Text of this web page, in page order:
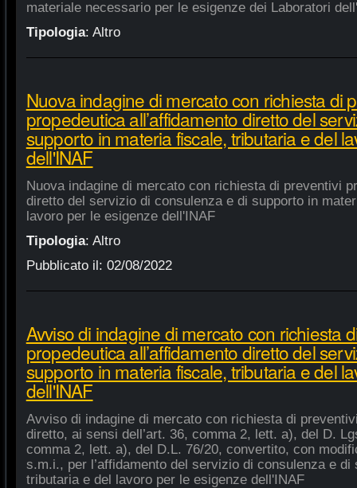
materiale necessario per le esigenze dei Laboratori
Tipologia: Altro
Nuova indagine di mercato con richiesta di
propedeutica all’affidamento diretto del
supporto in materia fiscale, tributaria e del
dell'INAF
Nuova indagine di mercato con richiesta di preventivi
diretto del servizio di consulenza e di supporto in
lavoro per le esigenze dell'INAF
Tipologia: Altro
Pubblicato il: 02/08/2022
Avviso di indagine di mercato con richiesta
propedeutica all’affidamento diretto del
supporto in materia fiscale, tributaria e del
dell'INAF
Avviso di indagine di mercato con richiesta di
diretto, ai sensi dell’art. 36, comma 2, lett. a), del D.
comma 2, lett. a), del D.L. 76/20, convertito, con
s.m.i., per l’affidamento del servizio di consulenza e
tributaria e del lavoro per le esigenze dell'INAF